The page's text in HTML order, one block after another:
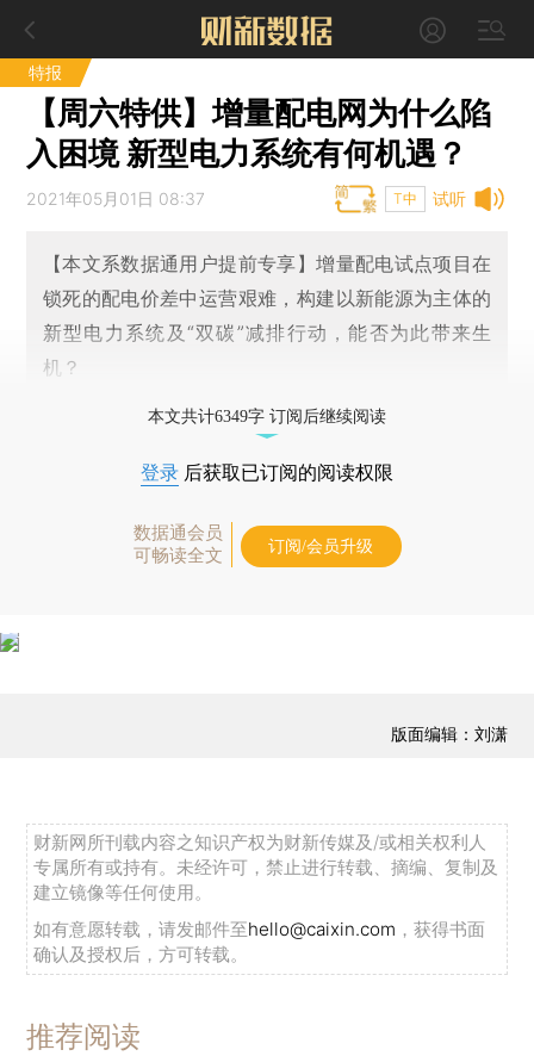
特报
【周六特供】增量配电网为什么陷
入困境 新型电力系统有何机遇？
试听
2021年05月01日 08:37 T中
【本文系数据通用户提前专享】增量配电试点项目在
锁死的配电价差中运营艰难，构建以新能源为主体的
新型电力系统及“双碳”减排行动，能否为此带来生
机？
本文共计6349字 订阅后继续阅读
登录 后获取已订阅的阅读权限
数据通会员
可畅读全文
订阅/会员升级
版面编辑：刘潇
财新网所刊载内容之知识产权为财新传媒及/或相关权利人
专属所有或持有。未经许可，禁止进行转载、摘编、复制及
建立镜像等任何使用。
如有意愿转载，请发邮件至hello@caixin.com ，获得书面
确认及授权后，方可转载。
推荐阅读